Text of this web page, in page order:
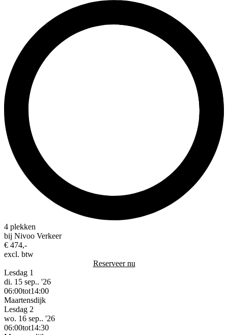
4 plekken
bij Nivoo Verkeer
€ 474,-
excl. btw
Reserveer nu
Lesdag 1
di. 15 sep.. '26
06:00tot14:00
Maartensdijk
Lesdag 2
wo. 16 sep.. '26
06:00tot14:30